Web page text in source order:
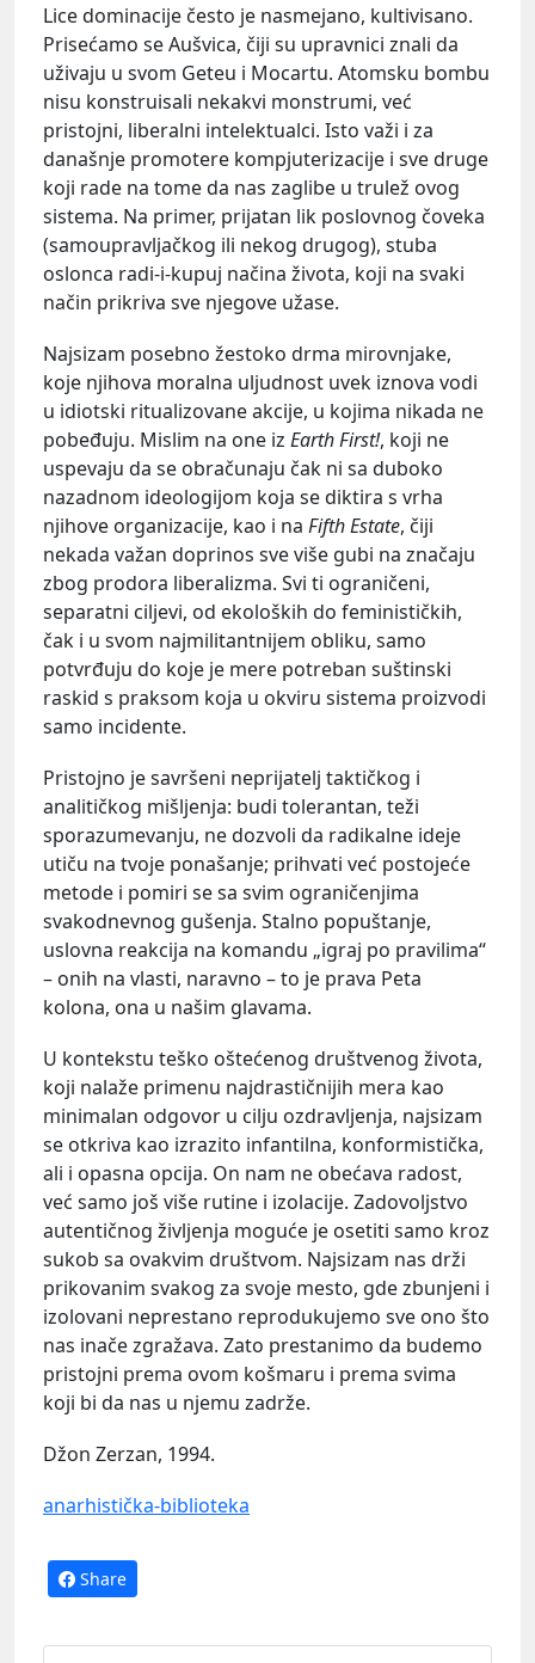
Lice dominacije često je nasmejano, kultivisano.
Prisećamo se Aušvica, čiji su upravnici znali da
uživaju u svom Geteu i Mocartu. Atomsku bombu
nisu konstruisali nekakvi monstrumi, već
pristojni, liberalni intelektualci. Isto važi i za
današnje promotere kompjuterizacije i sve druge
koji rade na tome da nas zaglibe u trulež ovog
sistema. Na primer, prijatan lik poslovnog čoveka
(samoupravljačkog ili nekog drugog), stuba
oslonca radi-i-kupuj načina života, koji na svaki
način prikriva sve njegove užase.
Najsizam posebno žestoko drma mirovnjake,
koje njihova moralna uljudnost uvek iznova vodi
u idiotski ritualizovane akcije, u kojima nikada ne
pobeđuju. Mislim na one iz Earth First!, koji ne
uspevaju da se obračunaju čak ni sa duboko
nazadnom ideologijom koja se diktira s vrha
njihove organizacije, kao i na Fifth Estate, čiji
nekada važan doprinos sve više gubi na značaju
zbog prodora liberalizma. Svi ti ograničeni,
separatni ciljevi, od ekoloških do feminističkih,
čak i u svom najmilitantnijem obliku, samo
potvrđuju do koje je mere potreban suštinski
raskid s praksom koja u okviru sistema proizvodi
samo incidente.
Pristojno je savršeni neprijatelj taktičkog i
analitičkog mišljenja: budi tolerantan, teži
sporazumevanju, ne dozvoli da radikalne ideje
utiču na tvoje ponašanje; prihvati već postojeće
metode i pomiri se sa svim ograničenjima
svakodnevnog gušenja. Stalno popuštanje,
uslovna reakcija na komandu „igraj po pravilima“
– onih na vlasti, naravno – to je prava Peta
kolona, ona u našim glavama.
U kontekstu teško oštećenog društvenog života,
koji nalaže primenu najdrastičnijih mera kao
minimalan odgovor u cilju ozdravljenja, najsizam
se otkriva kao izrazito infantilna, konformistička,
ali i opasna opcija. On nam ne obećava radost,
već samo još više rutine i izolacije. Zadovoljstvo
autentičnog življenja moguće je osetiti samo kroz
sukob sa ovakvim društvom. Najsizam nas drži
prikovanim svakog za svoje mesto, gde zbunjeni i
izolovani neprestano reprodukujemo sve ono što
nas inače zgražava. Zato prestanimo da budemo
pristojni prema ovom košmaru i prema svima
koji bi da nas u njemu zadrže.
Džon Zerzan, 1994.
anarhistička-biblioteka
Share